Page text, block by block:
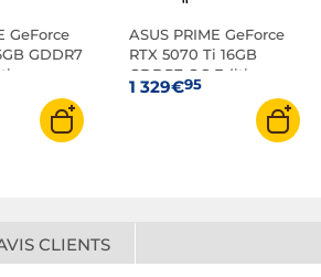
GeForce
GDDR7
ASUS PRIME GeForce
RTX 5070 Ti 16GB
GDDR7 OC Edition
1 329€95
CLIENTS